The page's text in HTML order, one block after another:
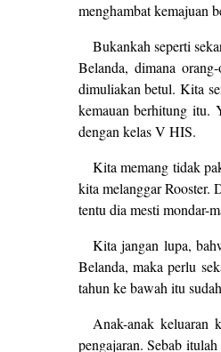
menghambat kemajuan
Bukankah seperti
Belanda, dimana
dimuliakan betul. Kita
kemauan berhitung itu.
dengan kelas V HIS.
Kita memang tidak
kita melanggar Rooster.
tentu dia mesti mondar-
Kita jangan lupa,
Belanda, maka perlu
tahun ke bawah itu
Anak-anak keluaran
pengajaran. Sebab